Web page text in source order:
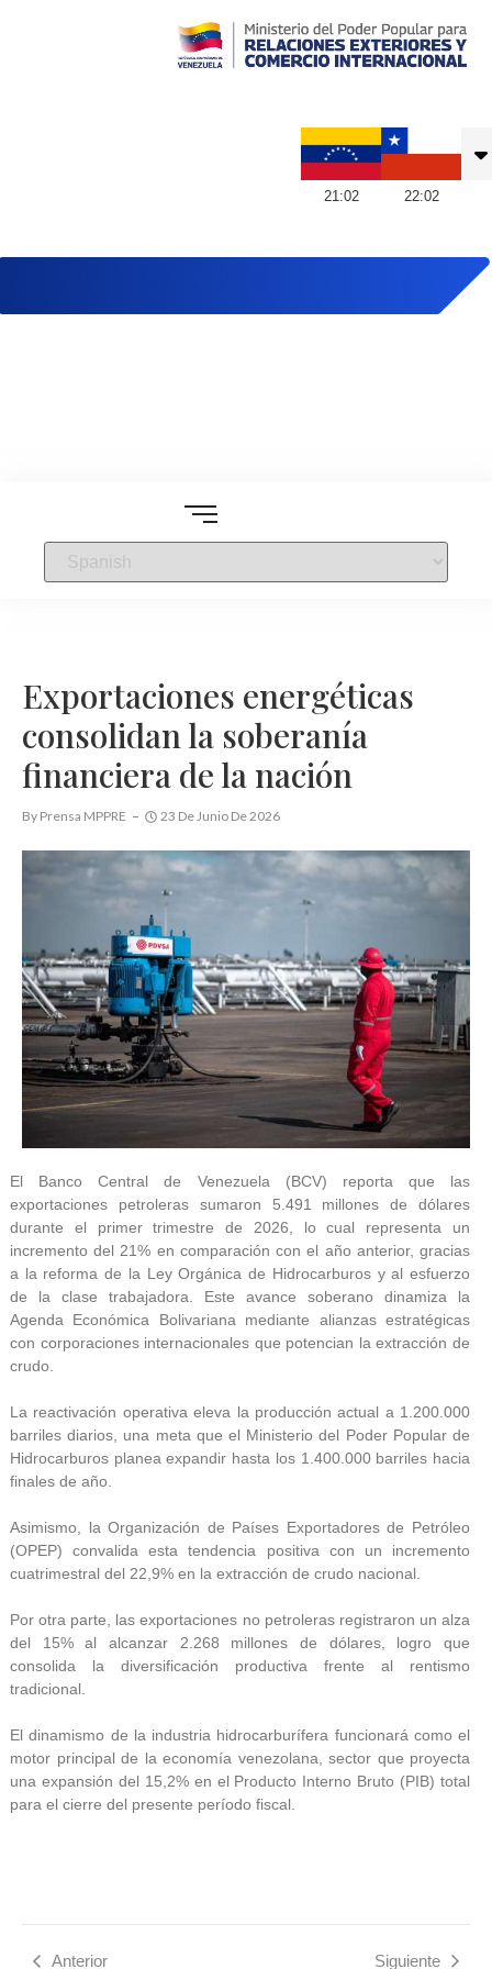
21 :02 22:02
Exportaciones energéticas
consolidan la soberanía
financiera de la nación
By Prensa MPPRE 23 De Junio De 2026
El Banco Central de Venezuela (BCV) reporta que las
exportaciones petroleras sumaron 5.491 millones de dólares
durante el primer trimestre de 2026, lo cual representa un
incremento del 21% en comparación con el año anterior, gracias
a la reforma de la Ley Orgánica de Hidrocarburos y al esfuerzo
de la clase trabajadora. Este avance soberano dinamiza la
Agenda Económica Bolivariana mediante alianzas estratégicas
con corporaciones internacionales que potencian la extracción de
crudo.
La reactivación operativa eleva la producción actual a 1.200.000
barriles diarios, una meta que el Ministerio del Poder Popular de
Hidrocarburos planea expandir hasta los 1.400.000 barriles hacia
finales de año.
Asimismo, la Organización de Países Exportadores de Petróleo
(OPEP) convalida esta tendencia positiva con un incremento
cuatrimestral del 22,9% en la extracción de crudo nacional.
Por otra parte, las exportaciones no petroleras registraron un alza
del 15% al alcanzar 2.268 millones de dólares, logro que
consolida la diversificación productiva frente al rentismo
tradicional.
El dinamismo de la industria hidrocarburífera funcionará como el
motor principal de la economía venezolana, sector que proyecta
una expansión del 15,2% en el Producto Interno Bruto (PIB) total
para el cierre del presente período fiscal.
Anterior Siguiente